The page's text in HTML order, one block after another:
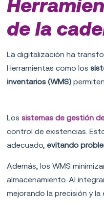
de la
La digitalización ha
Herramientas como los
inventarios (WMS)
Lossistemas de gestión
control de existencias.
adecuado,evitando
Además, los WMS
almacenamiento. Al
mejorando la precisión y la